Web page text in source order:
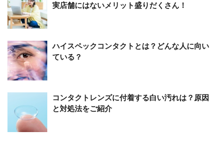
実店舗にはないメリット盛りだくさん！
ハイスペックコンタクトとは？どんな人に向い
ている？
コンタクトレンズに付着する白い汚れは？原因
と対処法をご紹介